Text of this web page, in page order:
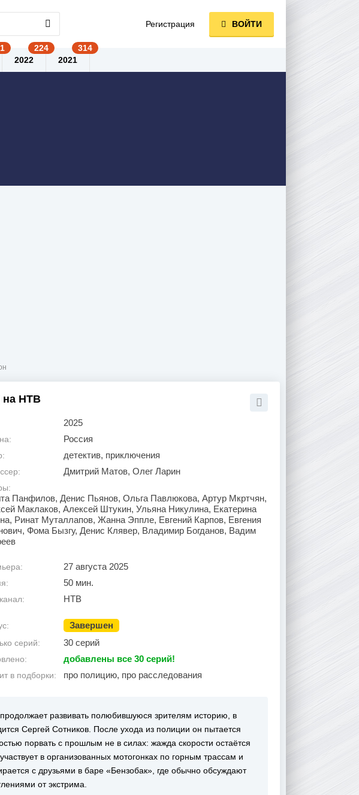
на НТВ
2025
Россия
детектив, приключения
Дмитрий Матов, Олег Ларин
Панфилов, Денис Пьянов, Ольга Павлюкова, Артур Мкртчян,
Маклаков, Алексей Штукин, Ульяна Никулина, Екатерина
Ринат Муталлапов, Жанна Эппле, Евгений Карпов, Евгения
Фома Бызгу, Денис Клявер, Владимир Богданов, Вадим
27 августа 2025
50 мин.
НТВ
Завершен
серий: 30 серий
добавлены все 30 серий!
в подборки: про полицию, про расследования
развивать полюбившуюся зрителям историю, в
Сергей Сотников. После ухода из полиции он пытается
порвать с прошлым не в силах: жажда скорости остаётся
в организованных мотогонках по горным трассам и
с друзьями в баре «Бензобак», где обычно обсуждают
от экстрима.
Регистрация ВОЙТИ
2022 2021